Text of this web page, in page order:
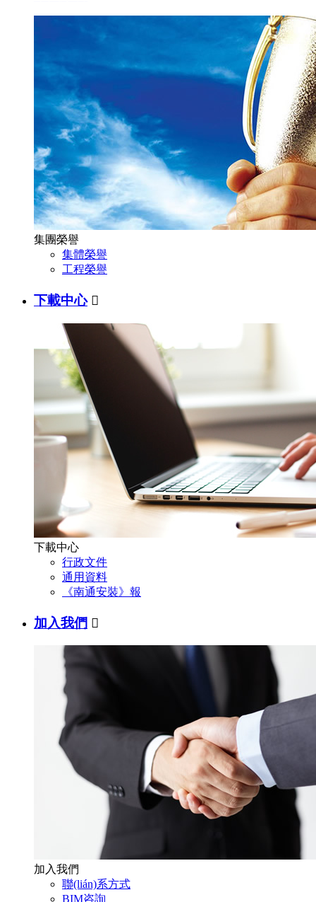
集團榮譽
集體榮譽
工程榮譽
下載中心 
下載中心
行政文件
通用資料
《南通安裝》報
加入我們 
加入我們
聯(lián)系方式
BIM咨詢